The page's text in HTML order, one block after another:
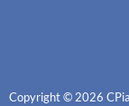
Copyright © 2026